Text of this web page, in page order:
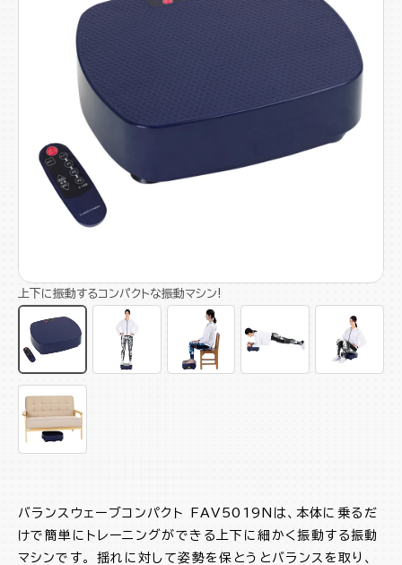
上下に振動するコンパクトな振動マシン!
バランスウェーブコンパクト FAV5019Nは、本体に乗るだ
けで簡単にトレーニングができる上下に細かく振動する振動
マシンです。 揺れに対して姿勢を保とうとバランスを取り、